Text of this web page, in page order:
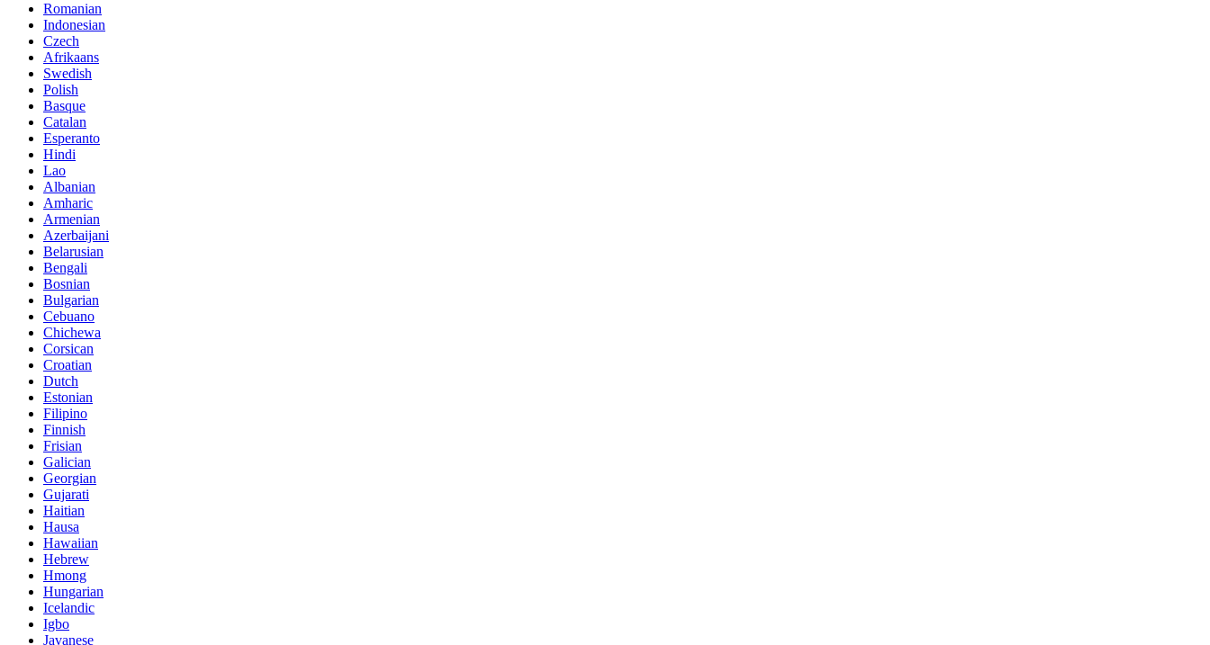
Romanian
Indonesian
Czech
Afrikaans
Swedish
Polish
Basque
Catalan
Esperanto
Hindi
Lao
Albanian
Amharic
Armenian
Azerbaijani
Belarusian
Bengali
Bosnian
Bulgarian
Cebuano
Chichewa
Corsican
Croatian
Dutch
Estonian
Filipino
Finnish
Frisian
Galician
Georgian
Gujarati
Haitian
Hausa
Hawaiian
Hebrew
Hmong
Hungarian
Icelandic
Igbo
Javanese